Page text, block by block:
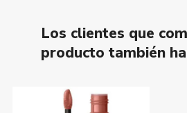
Los clientes que
producto también